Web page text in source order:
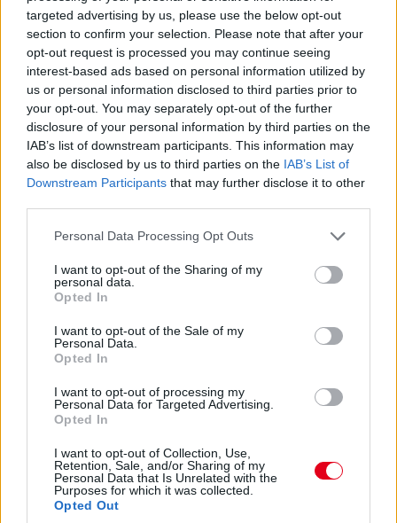
targeted advertising by us, please use the below opt-out
section to confirm your selection. Please note that after your
opt-out request is processed you may continue seeing
interest-based ads based on personal information utilized by
us or personal information disclosed to third parties prior to
your opt-out. You may separately opt-out of the further
disclosure of your personal information by third parties on the
IAB’s list of downstream participants. This information may
also be disclosed by us to third parties on the IAB’s List of
Downstream Participants that may further disclose it to other
Please note that this website/app uses one or more Google
not limited to your visit or usage behaviour. You may click to
grant or deny consent to Google and its third-party tags to
use your data for below specified purposes in below Google
consent section.
Personal Data Processing Opt Outs
I want to opt-out of the Sharing of my
personal data.
Opted In
I want to opt-out of the Sale of my
Personal Data.
Opted In
I want to opt-out of processing my
Personal Data for Targeted Advertising.
Opted In
I want to opt-out of Collection, Use,
Retention, Sale, and/or Sharing of my
Personal Data that Is Unrelated with the
Purposes for which it was collected.
Opted Out
22:02
Közérdekű közlemény: Lance Stroll ma ünnepeli 24.
születésnapját.
22:01
Zöldre váltott a bokszutca lámpája, kezdődik tehát az időmérő
Tényleg nem lehet panasz a mexikói rajongókra. :)